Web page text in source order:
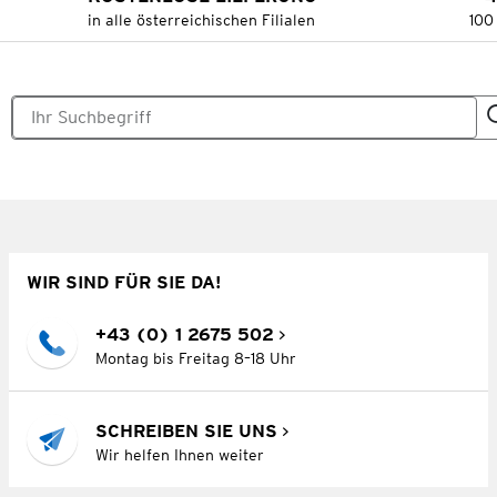
in alle österreichischen Filialen
WIR SIND FÜR SIE DA!
+43 (0) 1 2675 502
Montag bis Freitag 8–18 Uhr
SCHREIBEN SIE UNS
Wir helfen Ihnen weiter